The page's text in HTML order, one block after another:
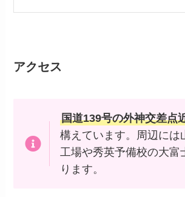
アクセス
国道139号の外神交差点
構えています。周辺には
工場や秀英予備校の大富
ります。